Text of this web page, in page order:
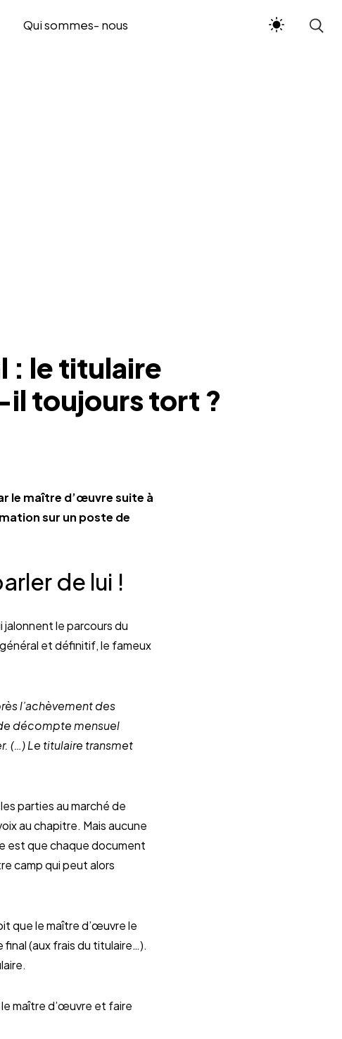
Qui sommes- nous
: le titulaire
toujours tort ?
le maître d’œuvre suite à
sur un poste de
de lui !
le parcours du
et définitif, le fameux
l’achèvement des
décompte mensuel
(…) Le titulaire transmet
parties au marché de
au chapitre. Mais aucune
est que chaque document
camp qui peut alors
que le maître d’œuvre le
(aux frais du titulaire…).
maître d’œuvre et faire